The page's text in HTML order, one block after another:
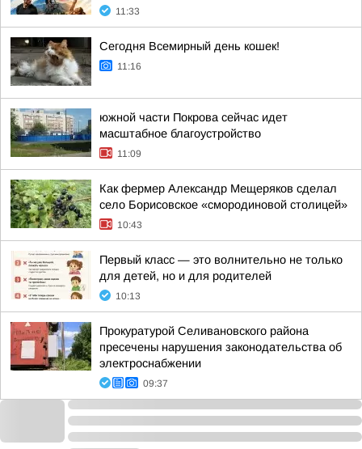
11:33
Сегодня Всемирный день кошек!
11:16
южной части Покрова сейчас идет
масштабное благоустройство
11:09
Как фермер Александр Мещеряков сделал
село Борисовское «смородиновой столицей»
10:43
Первый класс — это волнительно не только
для детей, но и для родителей
10:13
Прокуратурой Селивановского района
пресечены нарушения законодательства об
электроснабжении
09:37